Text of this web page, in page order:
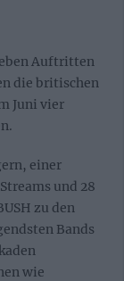
Auftritten
die britischen
Juni vier
einer
und 28
zu den
Bands
wie